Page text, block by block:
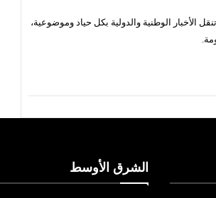
الأخبار الوطنية والدولية بكل حياد وموضوعية،
الشرق الأوسط